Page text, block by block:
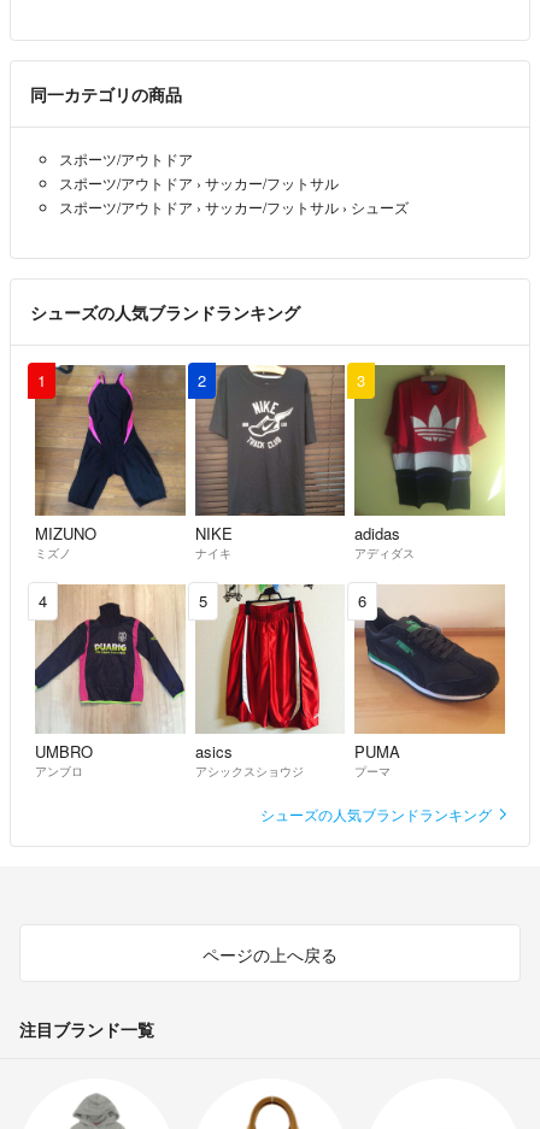
同一カテゴリの商品
スポーツ/アウトドア
スポーツ/アウトドア › サッカー/フットサル
スポーツ/アウトドア › サッカー/フットサル › シューズ
シューズの人気ブランドランキング
1
MIZUNO
ミズノ
2
NIKE
ナイキ
3
adidas
アディダス
4
UMBRO
アンブロ
5
asics
アシックスショウジ
6
PUMA
プーマ
シューズの人気ブランドランキング
ページの上へ戻る
注目ブランド一覧